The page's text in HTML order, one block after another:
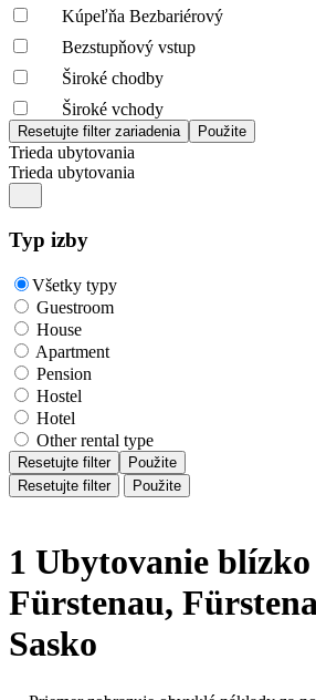
Kúpeľňa Bezbariérový
Bezstupňový vstup
Široké chodby
Široké vchody
Trieda ubytovania
Trieda ubytovania
Typ izby
Všetky typy
Guestroom
House
Apartment
Pension
Hostel
Hotel
Other rental type
Resetujte filter
Použite
Resetujte filter
Použite
1 Ubytovanie blízko
Fürstenau,
Sasko